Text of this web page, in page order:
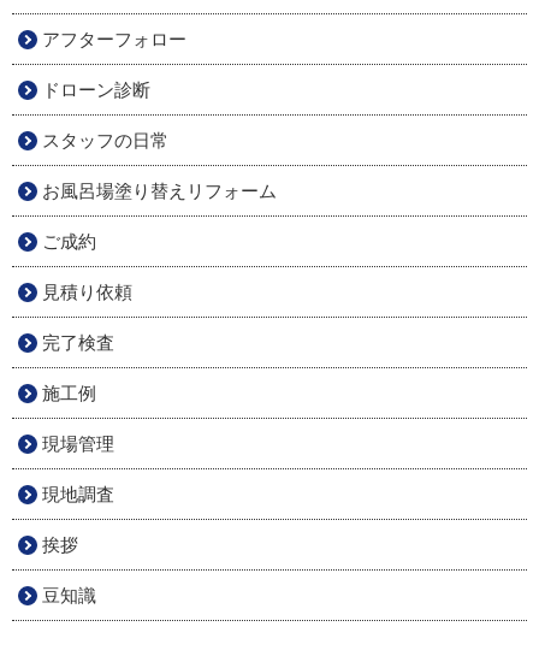
アフターフォロー
ドローン診断
スタッフの日常
お風呂場塗り替えリフォーム
ご成約
見積り依頼
完了検査
施工例
現場管理
現地調査
挨拶
豆知識